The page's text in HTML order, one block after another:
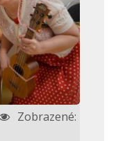
Zobrazené: